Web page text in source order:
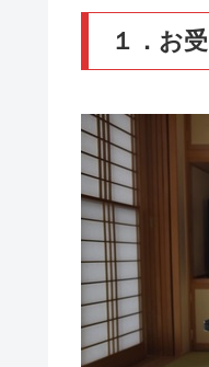
１．お